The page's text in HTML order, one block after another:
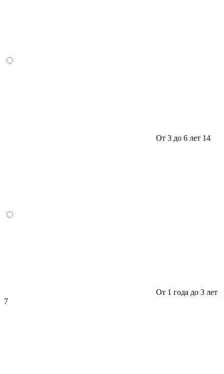
От 3 до 6 лет 14
От 1 года до 3 лет
7